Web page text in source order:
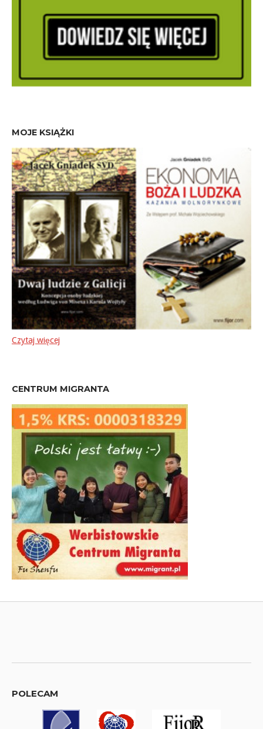
MOJE KSIĄŻKI
Czytaj więcej
CENTRUM MIGRANTA
POLECAM